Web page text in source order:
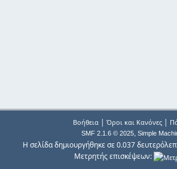
Βοήθεια| Όροι και Κανόνες|
SMF 2.1.6 © 2025, Simple
Η σελίδα δημιουργήθηκε σε 0.037
Μετρητής επισκέψεων: